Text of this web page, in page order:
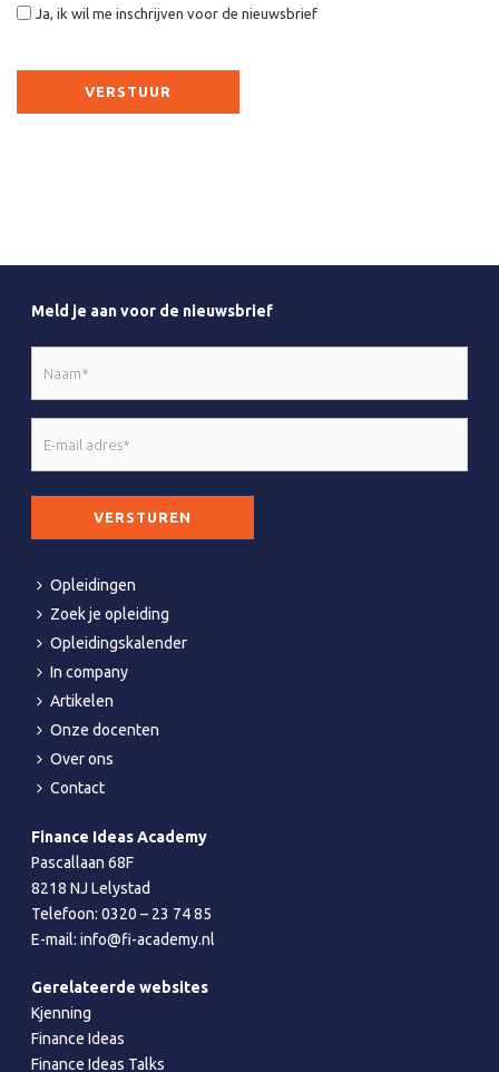
Ja, ik wil me inschrijven voor de nieuwsbrief
Meld je aan voor de nieuwsbrief
Opleidingen
Zoek je opleiding
Opleidingskalender
In company
Artikelen
Onze docenten
Over ons
Contact
Finance Ideas Academy
Pascallaan 68F
8218 NJ Lelystad
Telefoon:0320 – 23 74 85
E-mail:info@fi-academy.nl
Gerelateerde websites
Kjenning
Finance Ideas
Finance Ideas Talks